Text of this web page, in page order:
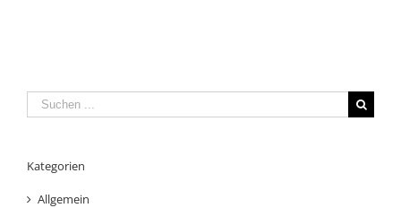
Suche
nach:
Kategorien
Allgemein